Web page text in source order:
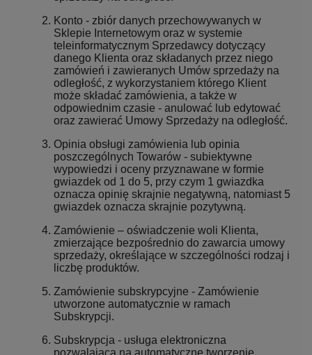
Konto - zbiór danych przechowywanych w
Sklepie Internetowym oraz w systemie
teleinformatycznym Sprzedawcy dotyczący
danego Klienta oraz składanych przez niego
zamówień i zawieranych Umów sprzedaży na
odległość, z wykorzystaniem którego Klient
może składać zamówienia, a także w
odpowiednim czasie - anulować lub edytować
oraz zawierać Umowy Sprzedaży na odległość.
Opinia obsługi zamówienia lub opinia
poszczególnych Towarów - subiektywne
wypowiedzi i oceny przyznawane w formie
gwiazdek od 1 do 5, przy czym 1 gwiazdka
oznacza opinię skrajnie negatywną, natomiast 5
gwiazdek oznacza skrajnie pozytywną.
Zamówienie – oświadczenie woli Klienta,
zmierzające bezpośrednio do zawarcia umowy
sprzedaży, określające w szczególności rodzaj i
liczbę produktów.
Zamówienie subskrypcyjne - Zamówienie
utworzone automatycznie w ramach
Subskrypcji.
Subskrypcja - usługa elektroniczna